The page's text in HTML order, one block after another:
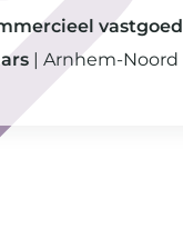
vastgoed
Arnhem-Noord